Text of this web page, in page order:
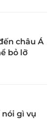
châu Á
bỏ lỡ
nói gì vụ